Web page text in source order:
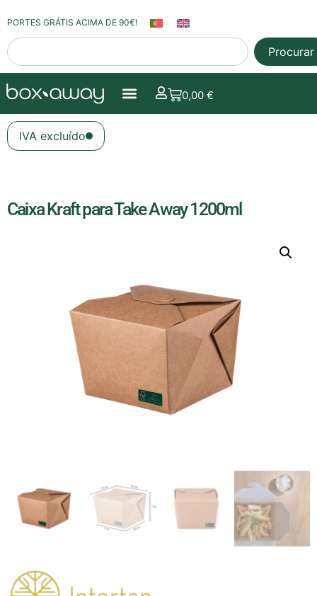
PORTES GRÁTIS ACIMA DE 90€!
Procurar
0,00€
IVA excluído
Caixa Kraft para Take Away 1200ml